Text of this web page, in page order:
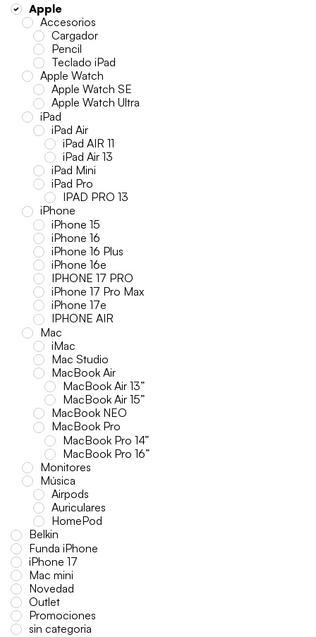
Apple
Accesorios
Cargador
Pencil
Teclado iPad
Apple Watch
Apple Watch SE
Apple Watch Ultra
iPad
iPad Air
iPad AIR 11
iPad Air 13
iPad Mini
iPad Pro
IPAD PRO 13
iPhone
iPhone 15
iPhone 16
iPhone 16 Plus
iPhone 16e
IPHONE 17 PRO
iPhone 17 Pro Max
iPhone 17e
IPHONE AIR
Mac
iMac
Mac Studio
MacBook Air
MacBook Air 13”
MacBook Air 15”
MacBook NEO
MacBook Pro
MacBook Pro 14”
MacBook Pro 16”
Monitores
Música
Airpods
Auriculares
HomePod
Belkin
Funda iPhone
iPhone 17
Mac mini
Novedad
Outlet
Promociones
sin categoria